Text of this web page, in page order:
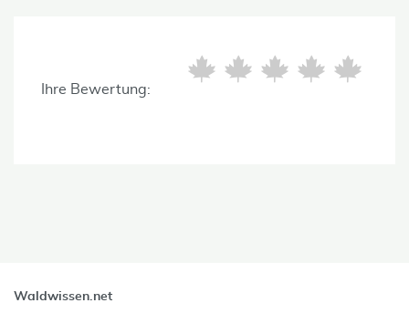
Ihre Bewertung:
Waldwissen.net